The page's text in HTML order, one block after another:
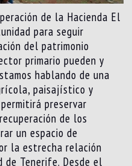
de la Hacienda El
para seguir
del patrimonio
primario pueden y
hablando de una
paisajístico y
preservar
de los
un espacio de
la estrecha relación
Tenerife. Desde el